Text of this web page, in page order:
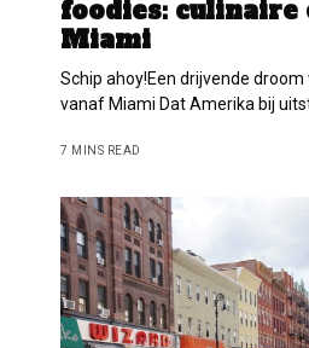
foodies: culinaire
Miami
Schip ahoy!Een drijvende
vanaf Miami Dat Amerika bij
7 MINS READ